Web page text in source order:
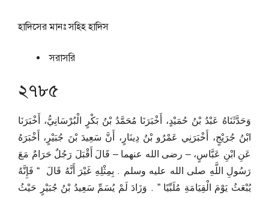
হাদিসের মানঃসহিহ হাদিস
সরাসরি
২৭৮৫
وَحَدَّثَنَاهُ عَبْدُ بْنُ حُمَيْدٍ، أَخْبَرَنَا مُحَمَّدُ بْنُ بَكْرٍ الْبُرْسَانِيُّ، أَخْبَرَنَا
ابْنُ جُرَيْجٍ، أَخْبَرَنِي عَمْرُو بْنُ دِينَارٍ، أَنَّ سَعِيدَ بْنَ جُبَيْرٍ، أَخْبَرَهُ
عَنِ ابْنِ عَبَّاسٍ، – رضى الله عنهما – قَالَ أَقْبَلَ رَجُلٌ حَرَامٌ مَعَ
رَسُولِ اللَّهِ صلى الله عليه وسلم ‏.‏ بِمِثْلِهِ غَيْرَ أَنَّهُ قَالَ ‏ “‏ فَإِنَّهُ
يُبْعَثُ يَوْمَ الْقِيَامَةِ مُلَبِّيًا ‏”‏ ‏.‏ وَزَادَ لَمْ يُسَمِّ سَعِيدُ بْنُ جُبَيْرٍ حَيْثُ